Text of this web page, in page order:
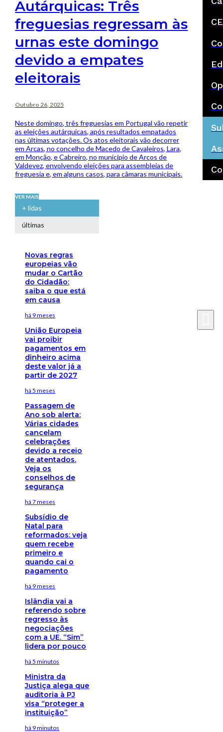
Autárquicas: Três
freguesias regressam às
urnas este domingo
devido a empates
eleitorais
Outubro 26, 2025
Neste domingo, três freguesias em Portugal vão repetir
as eleições autárquicas, após resultados empatados
nas últimas votações. Os atos eleitorais vão decorrer
em Arcas, no concelho de Macedo de Cavaleiros, Lara,
em Monção, e Cabreiro, no município de Arcos de
Valdevez, envolvendo eleições para assembleias de
freguesia e, em alguns casos, para câmaras municipais.
VER MAIS
+ lidas
últimas
Novas regras
europeias vão
mudar o Cartão
do Cidadão:
saiba o que está
em causa
há 9 meses
União Europeia
vai proibir
pagamentos em
dinheiro acima
deste valor já a
partir de 2027
há 5 meses
Passagem de
Ano sob alerta:
Várias cidades
cancelam
celebrações
devido a receio
de atentados.
Veja os
conselhos de
segurança
há 7 meses
Subsídio de
Natal para
reformados: veja
quem recebe
primeiro e
quando cai o
pagamento
há 9 meses
Islândia vai a
referendo sobre
regresso às
negociações
com a UE. “Sim”
lidera por pouco
há 5 minutos
Ministra da
Justiça alega que
auditoria à PJ
visa “proteger a
instituição”
há 9 minutos